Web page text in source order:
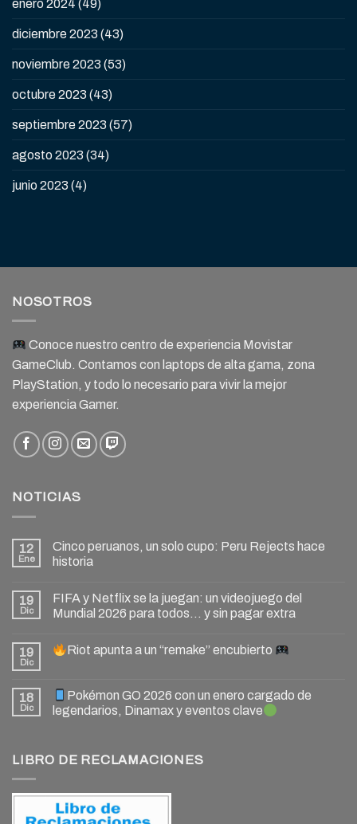
enero 2024 (49)
diciembre 2023 (43)
noviembre 2023 (53)
octubre 2023 (43)
septiembre 2023 (57)
agosto 2023 (34)
junio 2023 (4)
NOSOTROS
Conoce nuestro centro de experiencia Movistar
GameClub. Contamos con laptops de alta gama, zona
PlayStation, y todo lo necesario para vivir la mejor
experiencia Gamer.
NOTICIAS
12
Ene
Cinco peruanos, un solo cupo: Peru Rejects hace
historia
19
Dic
FIFA y Netflix se la juegan: un videojuego del
Mundial 2026 para todos… y sin pagar extra
19
Dic
Riot apunta a un “remake” encubierto
18
Dic
Pokémon GO 2026 con un enero cargado de
legendarios, Dinamax y eventos clave
LIBRO DE RECLAMACIONES